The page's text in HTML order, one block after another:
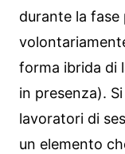
durante la
forma ibrida di
in presenza).
lavoratori di
un elemento